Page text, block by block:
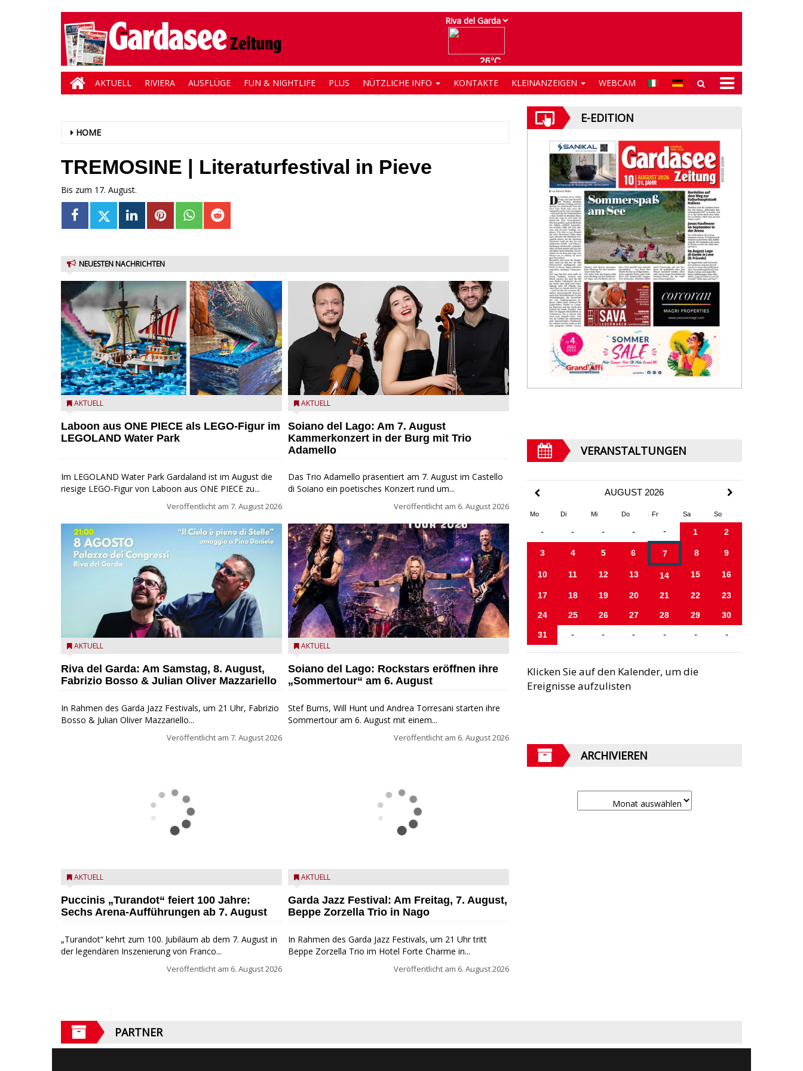
AKTUELL RIVIERA AUSFLÜGE FUN & NIGHTLIFE PLUS NÜTZLICHE INFO KONTAKTE KLEINANZEIGEN WEBCAM
HOME
TREMOSINE | Literaturfestival in Pieve
Bis zum 17. August.
NEUESTEN NACHRICHTEN
Laboon aus ONE PIECE als LEGO-Figur im LEGOLAND
AKTUELL
Laboon aus ONE PIECE als LEGO-Figur im
LEGOLAND Water Park
Im LEGOLAND Water Park Gardaland ist im August die
riesige LEGO-Figur von Laboon aus ONE PIECE zu...
Veröffentlicht am 7. August 2026
Fabrizio Bosso & Julian Oliver Mazzariello zu Gast beim
AKTUELL
Riva del Garda: Am Samstag, 8. August,
Fabrizio Bosso & Julian Oliver Mazzariello
In Rahmen des Garda Jazz Festivals, um 21 Uhr, Fabrizio
Bosso & Julian Oliver Mazzariello...
Veröffentlicht am 7. August 2026
Turandot in der Arena von Verona - Ennevi für
AKTUELL
Puccinis „Turandot“ feiert 100 Jahre:
Sechs Arena-Aufführungen ab 7. August
„Turandot“ kehrt zum 100. Jubiläum ab dem 7. August in
der legendären Inszenierung von Franco...
Veröffentlicht am 6. August 2026
Trio Adamello
AKTUELL
Soiano del Lago: Am 7. August
Kammerkonzert in der Burg mit Trio
Adamello
Das Trio Adamello präsentiert am 7. August im Castello
di Soiano ein poetisches Konzert rund um...
Veröffentlicht am 6. August 2026
Stef Burns, Will Hunt und Andrea Torresani im Summer
AKTUELL
Soiano del Lago: Rockstars eröffnen ihre
„Sommertour“ am 6. August
Stef Burns, Will Hunt und Andrea Torresani starten ihre
Sommertour am 6. August mit einem...
Veröffentlicht am 6. August 2026
Beppe Zorzella Trio zu Gast beim Garda Jazz Festival
AKTUELL
Garda Jazz Festival: Am Freitag, 7. August,
Beppe Zorzella Trio in Nago
In Rahmen des Garda Jazz Festivals, um 21 Uhr tritt
Beppe Zorzella Trio im Hotel Forte Charme in...
Veröffentlicht am 6. August 2026
E-EDITION
VERANSTALTUNGEN
AUGUST 2026
Mo Di Mi Do Fr Sa So
- - - - - 1 2
3 4 5 6 7 8 9
10 11 12 13 14 15 16
17 18 19 20 21 22 23
24 25 26 27 28 29 30
31 - - - - - -
Klicken Sie auf den Kalender, um die
Ereignisse aufzulisten
ARCHIVIEREN
PARTNER